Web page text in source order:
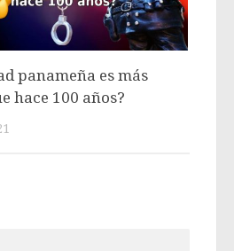
panameña es más
hace 100 años?